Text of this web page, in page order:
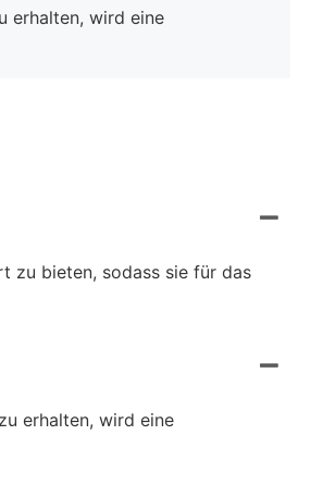
erhalten, wird eine
zu bieten, sodass sie für das
erhalten, wird eine